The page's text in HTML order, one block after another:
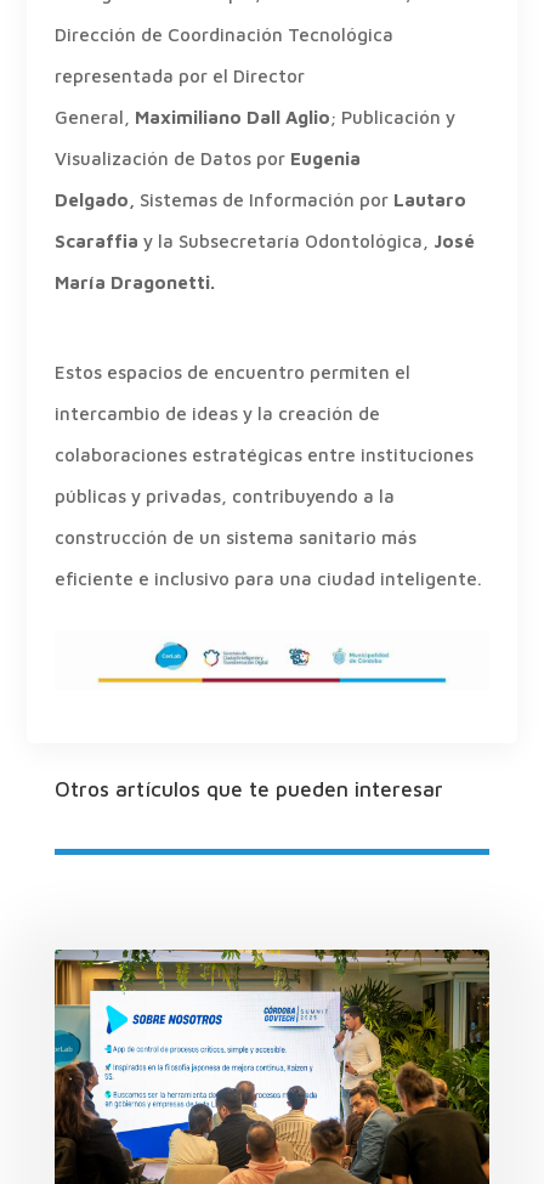
Dirección de Coordinación Tecnológica
representada por el Director
General, Maximiliano Dall Aglio; Publicación y
Visualización de Datos por Eugenia
Delgado,
Sistemas de Información por Lautaro
Scaraffia y la Subsecretaría Odontológica, José
María Dragonetti.
Estos espacios de encuentro permiten el
intercambio de ideas y la creación de
colaboraciones estratégicas entre instituciones
públicas y privadas, contribuyendo a la
construcción de un sistema sanitario más
eficiente e inclusivo para una ciudad inteligente.
Otros artículos que te pueden interesar